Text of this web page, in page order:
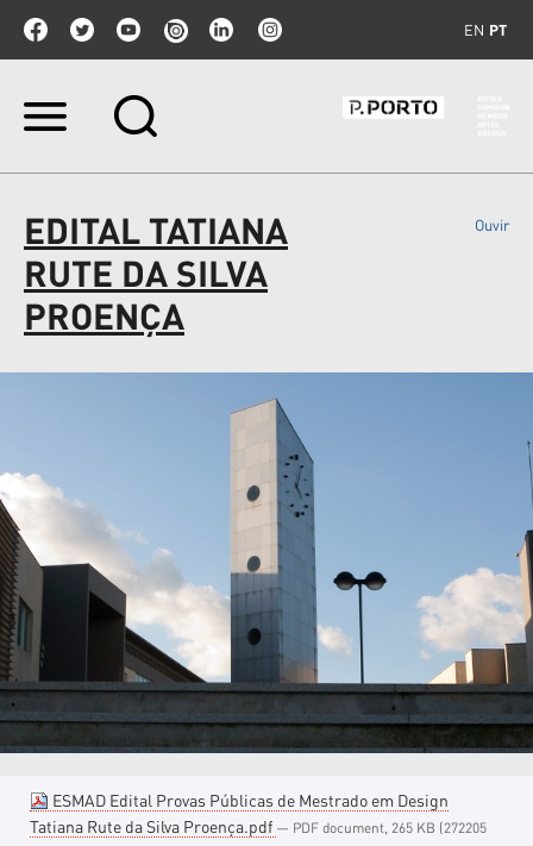
EN PT
Ir
Ir
para
a
navegação
EDITAL TATIANA
RUTE DA SILVA
PROENÇA
Ouvir
ESMAD Edital Provas Públicas de Mestrado em Design
Tatiana Rute da Silva Proença.pdf — PDF document, 265 KB (272205